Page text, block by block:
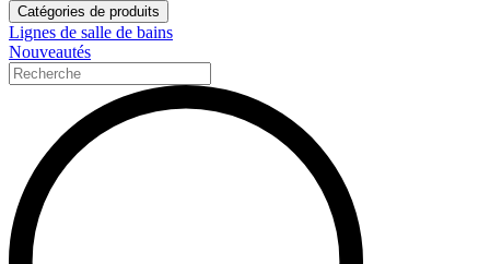
Catégories de produits
Lignes de salle de bains
Nouveautés